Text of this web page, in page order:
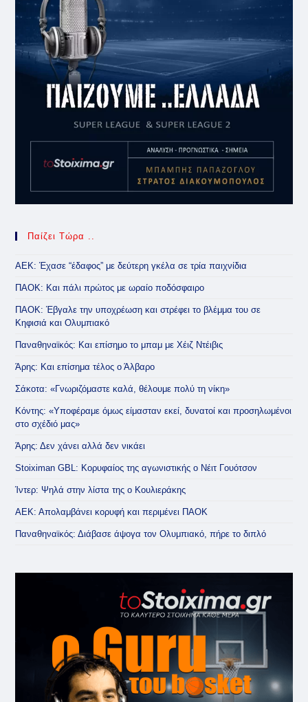
Παίζει Τώρα ..
ΑΕΚ: Έχασε “έδαφος” με δεύτερη γκέλα σε τρία παιχνίδια
ΠΑΟΚ: Και πάλι πρώτος με ωραίο ποδόσφαιρο
ΠΑΟΚ: Έβγαλε την υποχρέωση και στρέφει το βλέμμα του σε
Κηφισιά και Ολυμπιακό
Παναθηναϊκός: Και επίσημο το μπαμ με Χέιζ Ντέιβις
Άρης: Και επίσημα τέλος ο Άλβαρο
Σάκοτα: «Γνωριζόμαστε καλά, θέλουμε πολύ τη νίκη»
Κόντης: «Υποφέραμε όμως είμασταν εκεί, δυνατοί και προσηλωμένοι
στο σχέδιό μας»
Άρης: Δεν χάνει αλλά δεν νικάει
Stoiximan GBL: Κορυφαίος της αγωνιστικής ο Νέιτ Γουότσον
Ίντερ: Ψηλά στην λίστα της ο Κουλιεράκης
ΑΕΚ: Απολαμβάνει κορυφή και περιμένει ΠΑΟΚ
Παναθηναϊκός: Διάβασε άψογα τον Ολυμπιακό, πήρε το διπλό